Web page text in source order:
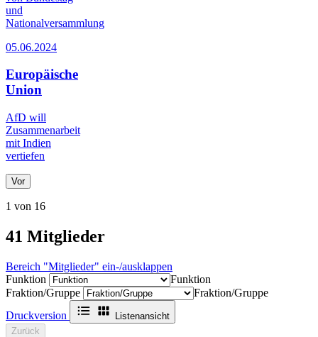
und
Nationalversammlung
05.06.2024
Europäische
Union
AfD will
Zusammenarbeit
mit Indien
vertiefen
Vor
1 von 16
41 Mitglieder
Bereich "Mitglieder" ein-/ausklappen
Funktion
Funktion
Fraktion/Gruppe
Fraktion/Gruppe
Druckversion
Listenansicht
Zurück